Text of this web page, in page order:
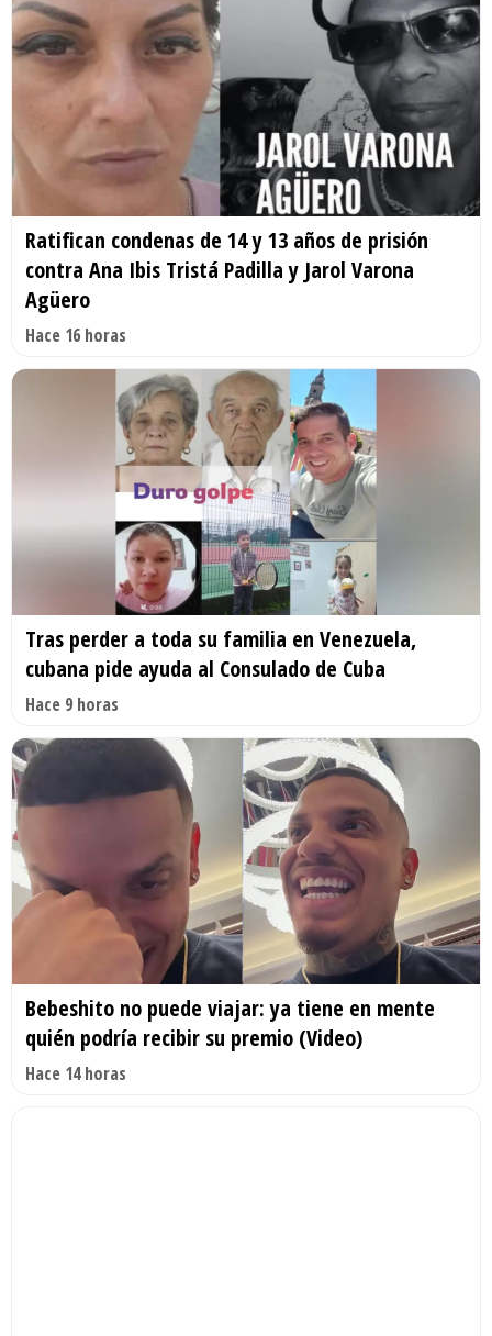
Ratifican condenas de 14 y 13 años de prisión
contra Ana Ibis Tristá Padilla y Jarol Varona
Agüero
Hace 16 horas
Tras perder a toda su familia en Venezuela,
cubana pide ayuda al Consulado de Cuba
Hace 9 horas
Bebeshito no puede viajar: ya tiene en mente
quién podría recibir su premio (Video)
Hace 14 horas